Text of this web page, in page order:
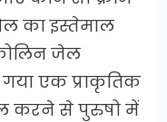
का इस्तेमाल
जेल
गया एक प्राकृतिक
करने से पुरुषो में